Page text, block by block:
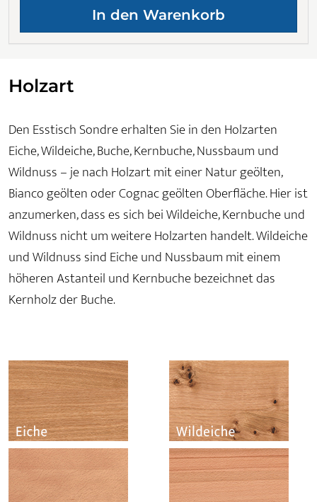
Holzart
Den Esstisch Sondre erhalten Sie in den Holzarten
Eiche, Wildeiche, Buche, Kernbuche, Nussbaum und
Wildnuss – je nach Holzart mit einer Natur geölten,
Bianco geölten oder Cognac geölten Oberfläche. Hier ist
anzumerken, dass es sich bei Wildeiche, Kernbuche und
Wildnuss nicht um weitere Holzarten handelt. Wildeiche
und Wildnuss sind Eiche und Nussbaum mit einem
höheren Astanteil und Kernbuche bezeichnet das
Kernholz der Buche.